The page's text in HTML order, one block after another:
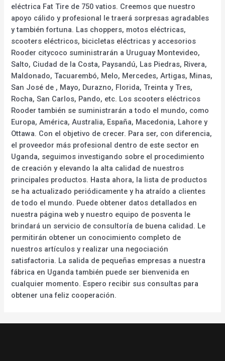
eléctrica Fat Tire de 750 vatios. Creemos que nuestro
apoyo cálido y profesional le traerá sorpresas agradables
y también fortuna. Las choppers, motos eléctricas,
scooters eléctricos, bicicletas eléctricas y accesorios
Rooder citycoco suministrarán a Uruguay Montevideo,
Salto, Ciudad de la Costa, Paysandú, Las Piedras, Rivera,
Maldonado, Tacuarembó, Melo, Mercedes, Artigas, Minas,
San José de , Mayo, Durazno, Florida, Treinta y Tres,
Rocha, San Carlos, Pando, etc. Los scooters eléctricos
Rooder también se suministrarán a todo el mundo, como
Europa, América, Australia, España, Macedonia, Lahore y
Ottawa. Con el objetivo de crecer. Para ser, con diferencia,
el proveedor más profesional dentro de este sector en
Uganda, seguimos investigando sobre el procedimiento
de creación y elevando la alta calidad de nuestros
principales productos. Hasta ahora, la lista de productos
se ha actualizado periódicamente y ha atraído a clientes
de todo el mundo. Puede obtener datos detallados en
nuestra página web y nuestro equipo de posventa le
brindará un servicio de consultoría de buena calidad. Le
permitirán obtener un conocimiento completo de
nuestros artículos y realizar una negociación
satisfactoria. La salida de pequeñas empresas a nuestra
fábrica en Uganda también puede ser bienvenida en
cualquier momento. Espero recibir sus consultas para
obtener una feliz cooperación.